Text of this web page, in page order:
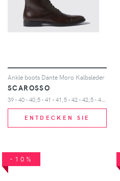
Ankle boots Dante Moro Kalbsleder
SCAROSSO
ENTDECKEN SIE
-10%